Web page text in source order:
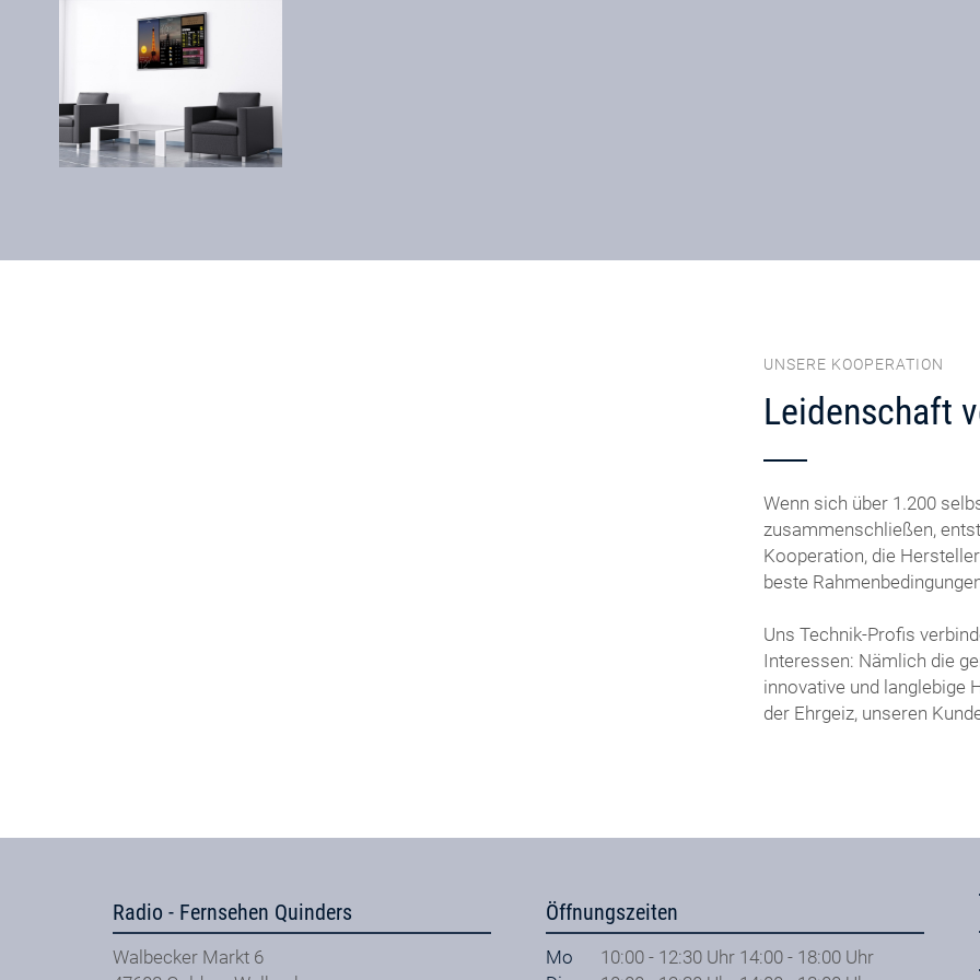
UNSERE KOOPERATION
Leidenschaft
Wenn sich über 1.200
zusammenschließen,
Kooperation, die
beste
Uns Technik-Profis
Interessen: Nämlich die
innovative und langlebige
der Ehrgeiz, unseren
Radio - Fernsehen Quinders
Walbecker Markt 6
Öffnungszeiten
Mo
10:00 - 12:30 Uhr 14:00 - 18:00 Uhr